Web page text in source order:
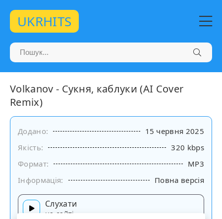
UKRHITS
Volkanov - Сукня, каблуки (AI Cover
Remix)
Додано:
15 червня 2025
Якість:
320 kbps
Формат:
MP3
Інформація:
Повна версія
Слухати
на сайті